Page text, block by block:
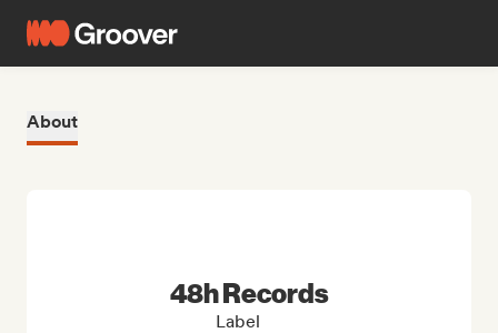
About
48h Records
Label